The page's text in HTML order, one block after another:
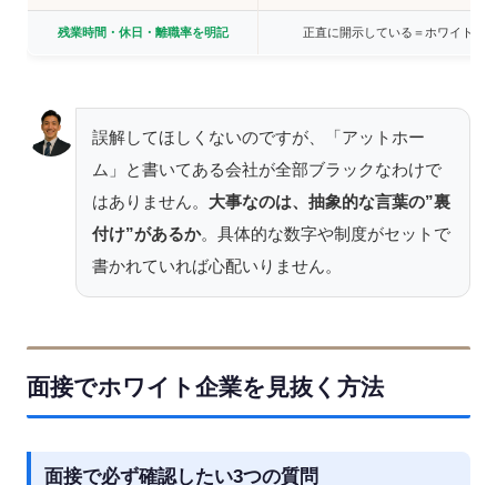
残業時間・休日・離職率を明記 正直に開示している＝ホワイトの
誤解してほしくないのですが、「アットホー
ム」と書いてある会社が全部ブラックなわけで
はありません。 大事なのは、抽象的な言葉の”裏
付け”があるか。具体的な数字や制度がセットで
書かれていれば心配いりません。
面接でホワイト企業を見抜く方法
面接で必ず確認したい3つの質問